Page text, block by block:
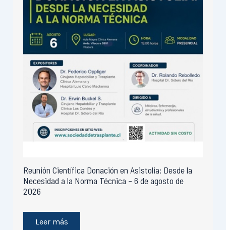
Reunión Científica Donación en Asistolia: Desde la
Necesidad a la Norma Técnica – 6 de agosto de
2026
Leer más